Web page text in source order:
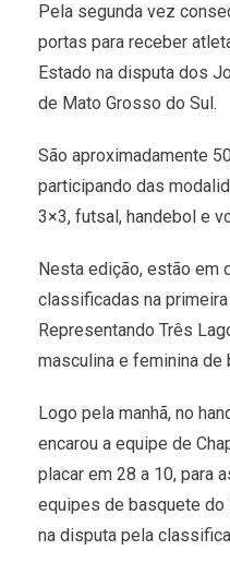
Pela segunda vez
portas para receber
Estado na disputa dos
de Mato Grosso do Sul.
São aproximadamente
participando das
3×3, futsal, handebol e
Nesta edição, estão em
classificadas na
Representando Três
masculina e feminina de
Logo pela manhã, no
encarou a equipe de
placar em 28 a 10, para
equipes de basquete do
na disputa pela